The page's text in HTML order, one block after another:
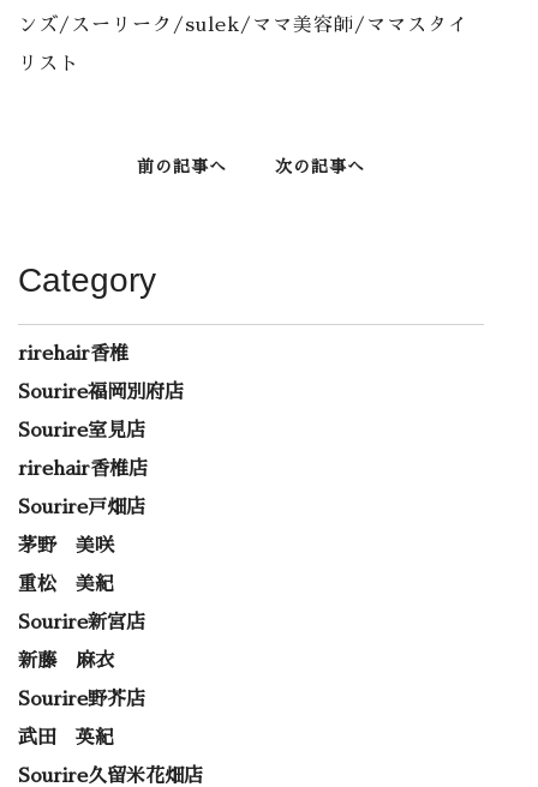
ンズ/スーリーク/sulek/ママ美容師/ママスタイ
リスト
前の記事へ 次の記事へ
Category
rirehair香椎
Sourire福岡別府店
Sourire室見店
rirehair香椎店
Sourire戸畑店
茅野 美咲
重松 美紀
Sourire新宮店
新藤 麻衣
Sourire野芥店
武田 英紀
Sourire久留米花畑店